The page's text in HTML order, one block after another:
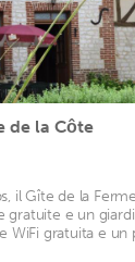
de la Côte
il Gîte de la
gratuite e un
WiFi gratuita e